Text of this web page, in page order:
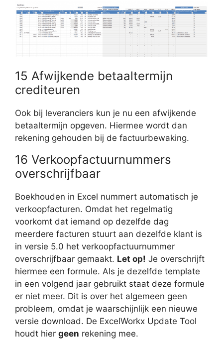
15 Afwijkende betaaltermijn
crediteuren
Ook bij leveranciers kun je nu een afwijkende
betaaltermijn opgeven. Hiermee wordt dan
rekening gehouden bij de factuurbewaking.
16 Verkoopfactuurnummers
overschrijfbaar
Boekhouden in Excel nummert automatisch je
verkoopfacturen. Omdat het regelmatig
voorkomt dat iemand op dezelfde dag
meerdere facturen stuurt aan dezelfde klant is
in versie 5.0 het verkoopfactuurnummer
overschrijfbaar gemaakt. Let op! Je overschrijft
hiermee een formule. Als je dezelfde template
in een volgend jaar gebruikt staat deze formule
er niet meer. Dit is over het algemeen geen
probleem, omdat je waarschijnlijk een nieuwe
versie download. De ExcelWorkx Update Tool
houdt hier geen rekening mee.